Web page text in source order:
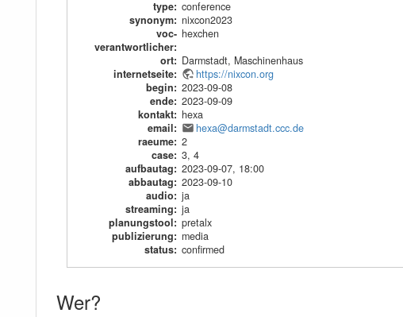
type: conference
synonym: nixcon2023
voc-
verantwortlicher:
hexchen
ort: Darmstadt, Maschinenhaus
internetseite:
https://nixcon.org
begin: 2023-09-08
ende: 2023-09-09
kontakt: hexa
email:
hexa@darmstadt.ccc.de
raeume: 2
case: 3,4
aufbautag: 2023-09-07, 18:00
abbautag: 2023-09-10
audio: ja
streaming: ja
planungstool: pretalx
publizierung: media
status: confirmed
Wer?